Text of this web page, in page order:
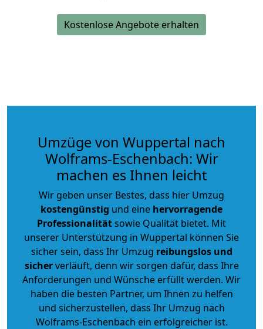
Kostenlose Angebote erhalten
Umzüge von Wuppertal nach
Wolframs-Eschenbach: Wir
machen es Ihnen leicht
Wir geben unser Bestes, dass hier Umzug
kostengünstig und eine hervorragende
Professionalitätsowie Qualität bietet. Mit
unserer Unterstützung in Wuppertal können Sie
sicher sein, dass Ihr Umzug reibungslos und
sicherverläuft, denn wir sorgen dafür, dass Ihre
Anforderungen und Wünsche erfüllt werden. Wir
haben die besten Partner, um Ihnen zu helfen
und sicherzustellen, dass Ihr Umzug nach
Wolframs-Eschenbach ein erfolgreicher ist.